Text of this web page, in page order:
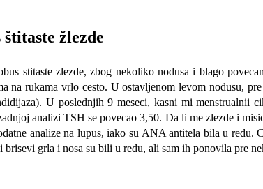
žlezde
stitaste zlezde, zbog nekoliko nodusa i blago
na rukama vrlo cesto. U ostavljenom levom nodusu,
U poslednjih 9 meseci, kasni mi
analizi TSH se povecao 3,50. Da li me zlezde i
analize na lupus, iako su ANA antitela bila u
brisevi grla i nosa su bili u redu, ali sam ih ponovila pre